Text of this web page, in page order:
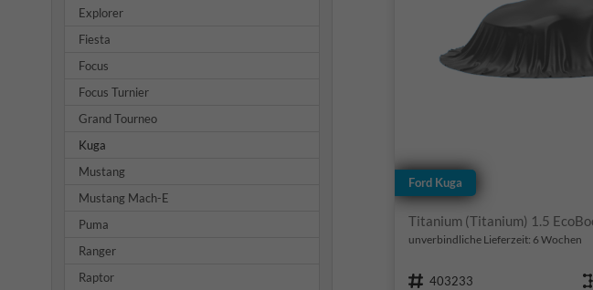
Ford Kuga
unverbindliche Lieferzeit: 6 Wochen
Fahrzeugnr. 403233
Explorer
Fiesta
Focus
Focus Turnier
Grand Tourneo
Kuga
Mustang
Mustang Mach-E
Puma
Ranger
Raptor